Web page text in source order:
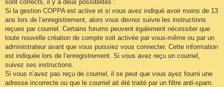
sont corrects, il y a deux possibilités :
Si la gestion COPPA est active et si vous avez indiqué avoir moins de 13
ans lors de l’enregistrement, alors vous devrez suivre les instructions
reçues par courriel. Certains forums peuvent également nécessiter que
toute nouvelle création de compte soit activée par vous-même ou par un
administrateur avant que vous puissiez vous connecter. Cette information
est indiquée lors de l’enregistrement. Si vous avez reçu un courriel,
suivez ses instructions.
Si vous n’avez pas reçu de courriel, il se peut que vous ayez fourni une
adresse incorrecte ou que le courriel ait été traité par un filtre anti-spam.